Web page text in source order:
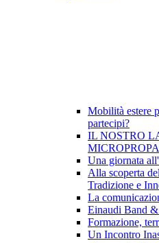
Mobilità estere
partecipi?
IL NOSTRO
Una giornata
Alla scoperta
Tradizione e
La
Einaudi Band
Formazione,
Un Incontro